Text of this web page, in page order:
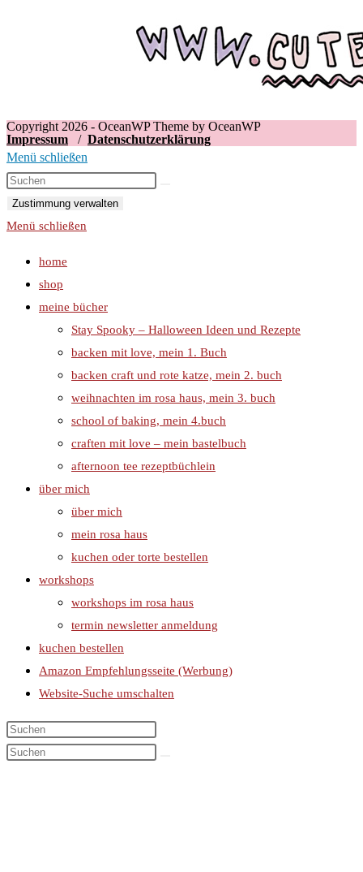
Copyright 2026 - OceanWP Theme by OceanWP
Impressum / Datenschutzerklärung
Menü schließen
Zustimmung verwalten
Menü schließen
home
shop
meine bücher
Stay Spooky – Halloween Ideen und Rezepte
backen mit love, mein 1. Buch
backen craft und rote katze, mein 2. buch
weihnachten im rosa haus, mein 3. buch
school of baking, mein 4.buch
craften mit love – mein bastelbuch
afternoon tee rezeptbüchlein
über mich
über mich
mein rosa haus
kuchen oder torte bestellen
workshops
workshops im rosa haus
termin newsletter anmeldung
kuchen bestellen
Amazon Empfehlungsseite (Werbung)
Website-Suche umschalten